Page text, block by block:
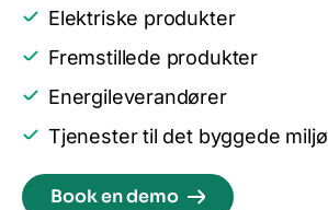
Elektriske produkter
Fremstillede produkter
Energileverandører
Tjenester til det byggede miljø
Book en demo